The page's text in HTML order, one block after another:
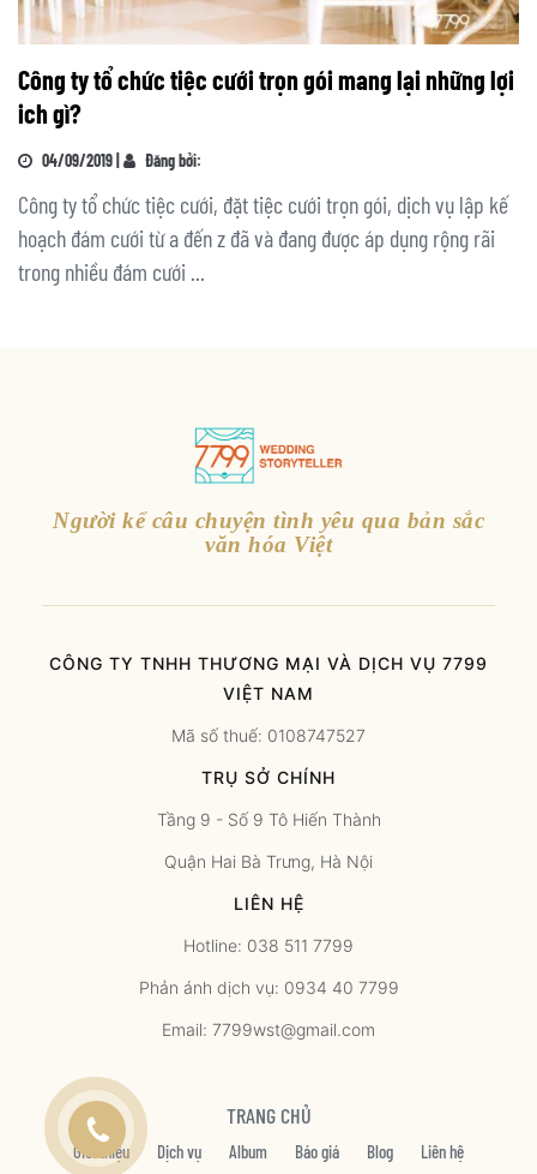
Công ty tổ chức tiệc cưới trọn gói mang lại những lợi
ich gì?
04/09/2019 | Đăng bởi:
Công ty tổ chức tiệc cưới, đặt tiệc cưới trọn gói, dịch vụ lập kế
hoạch đám cưới từ a đến z đã và đang được áp dụng rộng rãi
trong nhiều đám cưới ...
Người kể câu chuyện tình yêu qua bản sắc
văn hóa Việt
CÔNG TY TNHH THƯƠNG MẠI VÀ DỊCH VỤ 7799
VIỆT NAM
Mã số thuế: 0108747527
TRỤ SỞ CHÍNH
Tầng 9 - Số 9 Tô Hiến Thành
Quận Hai Bà Trưng, Hà Nội
LIÊN HỆ
Hotline: 038 511 7799
Phản ánh dịch vụ: 0934 40 7799
Email: 7799wst@gmail.com
TRANG CHỦ
Giới thiệu Dịch vụ Album Báo giá Blog Liên hệ